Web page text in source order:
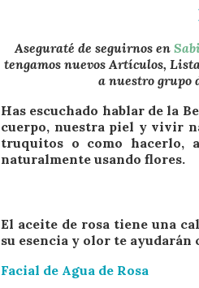
Aseguraté de seguirnos en
tengamos nuevos Artículos,
a nuestro grupo
Has escuchado hablar de la
cuerpo, nuestra piel y vivir
truquitos o como hacerlo,
naturalmente usando flores.
El aceite de rosa tiene una
su esencia y olor te ayudarán
Facial de Agua de Rosa